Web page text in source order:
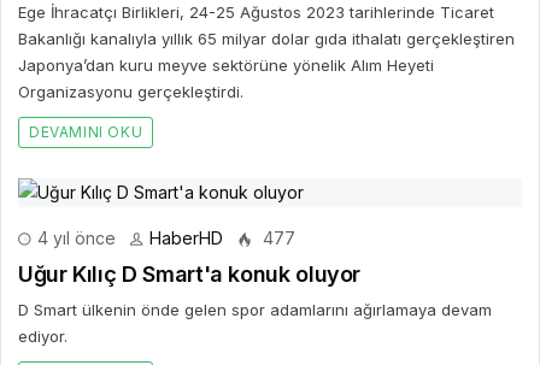
Ege İhracatçı Birlikleri, 24-25 Ağustos 2023 tarihlerinde Ticaret
Bakanlığı kanalıyla yıllık 65 milyar dolar gıda ithalatı gerçekleştiren
Japonya’dan kuru meyve sektörüne yönelik Alım Heyeti
Organizasyonu gerçekleştirdi.
DEVAMINI OKU
4 yıl önce HaberHD 477
Uğur Kılıç D Smart'a konuk oluyor
D Smart ülkenin önde gelen spor adamlarını ağırlamaya devam
ediyor.